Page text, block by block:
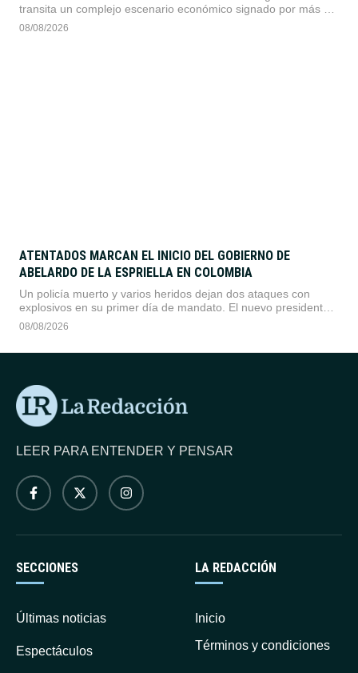
transita un complejo escenario económico signado por más de
dos años consecutivos de caída en su actividad. Según el
08/08/2026
ATENTADOS MARCAN EL INICIO DEL GOBIERNO DE
ABELARDO DE LA ESPRIELLA EN COLOMBIA
Un policía muerto y varios heridos dejan dos ataques con
explosivos en su primer día de mandato. El nuevo presidente
prometió mano dura contra el narcoterrorismo y el fin de los
08/08/2026
LA REDACCIÓN
Inicio
Términos y condiciones
SECCIONES
Últimas noticias
Espectáculos
LEER PARA ENTENDER Y PENSAR